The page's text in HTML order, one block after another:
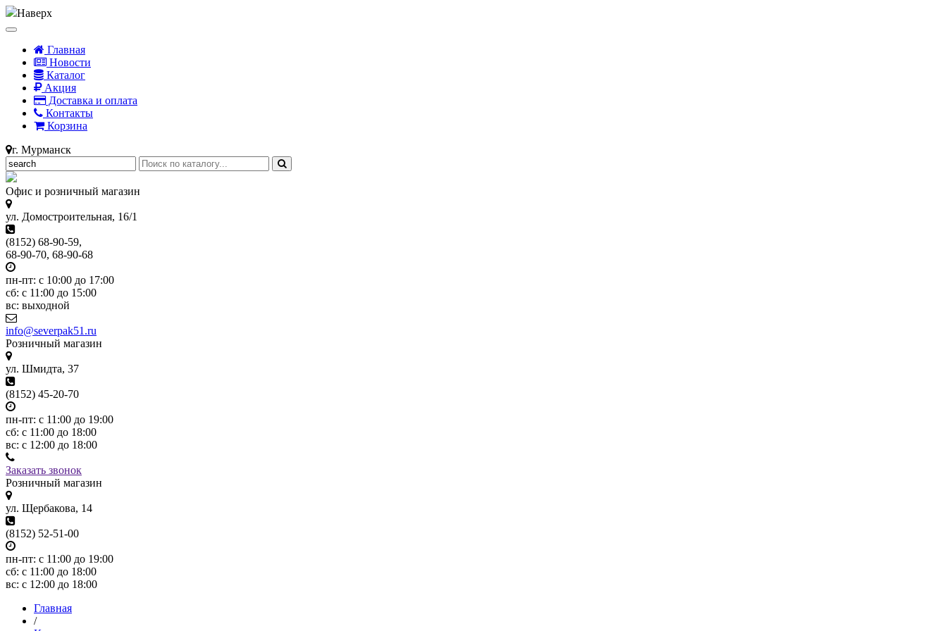
Наверх
Главная
Новости
Каталог
Акция
Доставка и оплата
Контакты
Корзина
г. Мурманск
Офис и розничный магазин
ул. Домостроительная, 16/1
(8152) 68-90-59,
68-90-70, 68-90-68
пн-пт: с 10:00 до 17:00
сб: с 11:00 до 15:00
вс: выходной
info@severpak51.ru
Розничный магазин
ул. Шмидта, 37
(8152) 45-20-70
пн-пт: с 11:00 до 19:00
сб: с 11:00 до 18:00
вс: с 12:00 до 18:00
Заказать звонок
Розничный магазин
ул. Щербакова, 14
(8152) 52-51-00
пн-пт: с 11:00 до 19:00
сб: с 11:00 до 18:00
вс: с 12:00 до 18:00
Главная
/